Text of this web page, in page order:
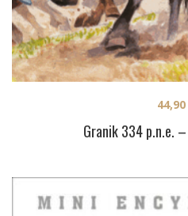
Granik 334 p.n.e.
44,90